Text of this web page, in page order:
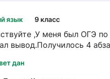
язык 9 класс
,У меня был ОГЭ
вывод.Получилось 4
дан